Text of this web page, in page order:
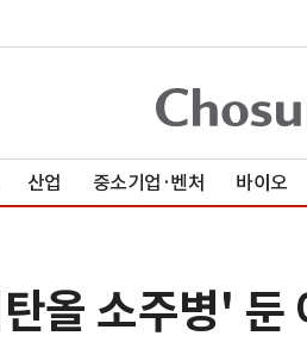
산업 중소기업·벤처 바이오
올 소주병'